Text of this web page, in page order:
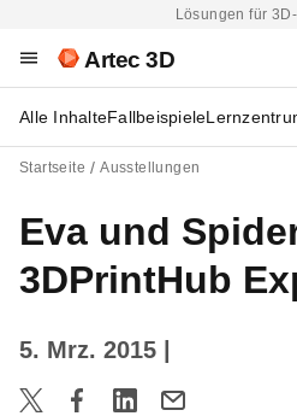
Lösungen für
Artec 3D
Alle InhalteFallbeispiele
Startseite Ausstellungen
Eva und
3DPrintHub
5. Mrz. 2015